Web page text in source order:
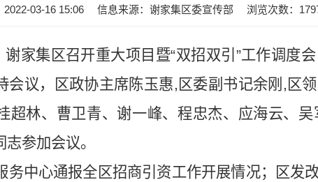
2022-03-16 15:06 信息来源：谢家集区委宣传部 浏览次数：
家集区召开重大项目暨“双招双引”工作调度
会议，区政协主席陈玉惠,区委副书记余刚,区
超林、曹卫青、谢一峰、程忠杰、应海云、
参加会议。
务中心通报全区招商引资工作开展情况；区发